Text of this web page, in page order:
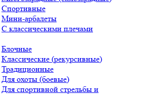
Спортивные
Мини-арбалеты
С классическими плечами
Блочные
Классические (рекурсивные)
Традиционные
Для охоты (боевые)
Для спортивной стрельбы и